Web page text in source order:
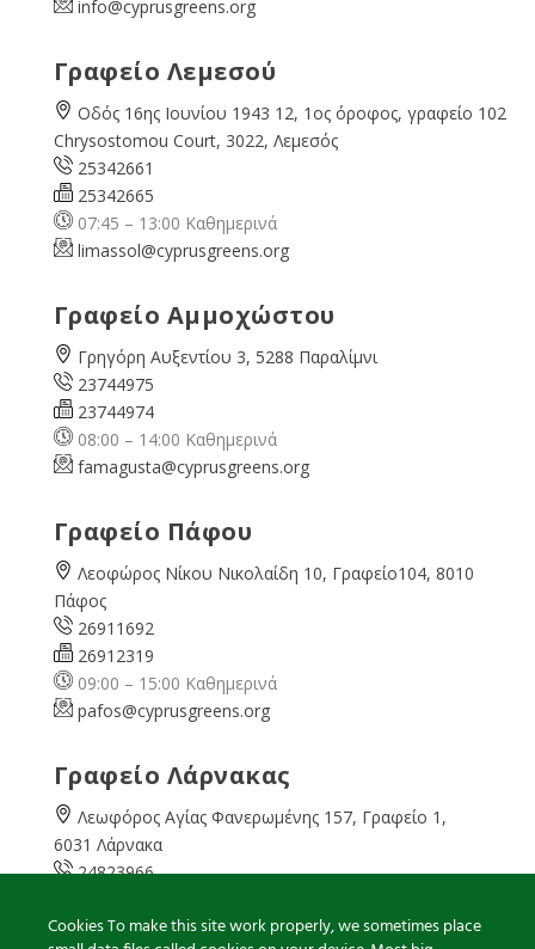
info@cyprusgreens.org
Γραφείο Λεμεσού
Οδός 16ης Ιουνίου 1943 12, 1ος όροφος, γραφείο 102
Chrysostomou Court, 3022, Λεμεσός
25342661
25342665
07:45 – 13:00 Καθημερινά
limassol@cyprusgreens.org
Γραφείο Αμμοχώστου
Γρηγόρη Αυξεντίου 3, 5288 Παραλίμνι
23744975
23744974
08:00 – 14:00 Καθημερινά
famagusta@cyprusgreens.org
Γραφείο Πάφου
Λεοφώρος Νίκου Νικολαίδη 10, Γραφείο104, 8010
Πάφος
26911692
26912319
09:00 – 15:00 Καθημερινά
pafos@cyprusgreens.org
Γραφείο Λάρνακας
Λεωφόρος Αγίας Φανερωμένης 157, Γραφείο 1,
6031 Λάρνακα
24823966
08:00 – 16:00 Καθημερινά
Cookies To make this site work properly, we sometimes place